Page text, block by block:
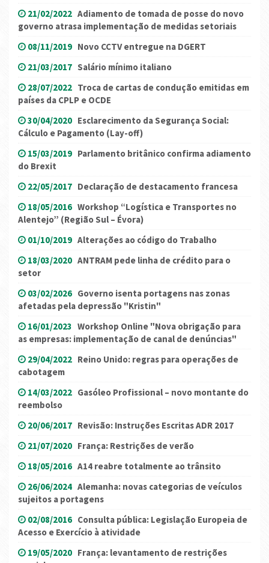
21/02/2022 Adiamento de tomada de posse do novo
governo atrasa implementação de medidas setoriais
08/11/2019 Novo CCTV entregue na DGERT
21/03/2017 Salário mínimo italiano
28/07/2022 Troca de cartas de condução emitidas em
países da CPLP e OCDE
30/04/2020 Esclarecimento da Segurança Social:
Cálculo e Pagamento (Lay-off)
15/03/2019 Parlamento britânico confirma adiamento
do Brexit
22/05/2017 Declaração de destacamento francesa
18/05/2016 Workshop “Logística e Transportes no
Alentejo” (Região Sul – Évora)
01/10/2019 Alterações ao código do Trabalho
18/03/2020 ANTRAM pede linha de crédito para o
setor
03/02/2026 Governo isenta portagens nas zonas
afetadas pela depressão "Kristin"
16/01/2023 Workshop Online "Nova obrigação para
as empresas: implementação de canal de denúncias"
29/04/2022 Reino Unido: regras para operações de
cabotagem
14/03/2022 Gasóleo Profissional – novo montante do
reembolso
20/06/2017 Revisão: Instruções Escritas ADR 2017
21/07/2020 França: Restrições de verão
18/05/2016 A14 reabre totalmente ao trânsito
26/06/2024 Alemanha: novas categorias de veículos
sujeitos a portagens
02/08/2016 Consulta pública: Legislação Europeia de
Acesso e Exercício à atividade
19/05/2020 França: levantamento de restrições